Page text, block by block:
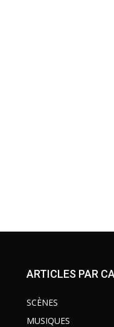
ARTICLES PAR
SCÈNES
MUSIQUES